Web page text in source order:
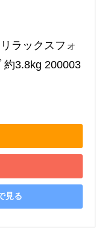
ラックスフォ
約3.8kg 200003
見る